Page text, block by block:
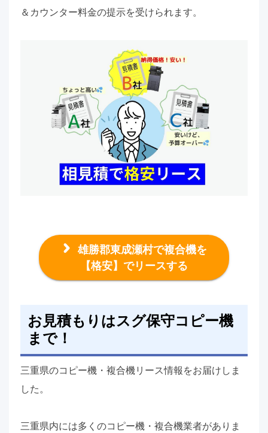
＆カウンター料金の提示を受けられます。
雄勝郡東成瀬村で複合機を
【格安】でリースする
お見積もりはスグ保守コピー機
まで！
三重県のコピー機・複合機リース情報をお届けしま
した。
三重県内には多くのコピー機・複合機業者がありま